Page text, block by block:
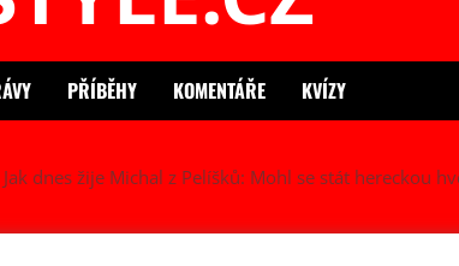
PŘÍBĚHY KOMENTÁŘE KVÍZY
Jak dnes žije Michal z Pelíšků: Mohl se stát hereckou